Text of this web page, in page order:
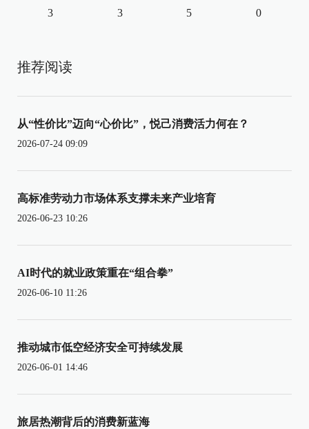
3 3 5 0
推荐阅读
从“性价比”迈向“心价比”，悦己消费活力何在？
2026-07-24 09:09
高标准劳动力市场体系支撑未来产业培育
2026-06-23 10:26
AI时代的就业政策重在“组合拳”
2026-06-10 11:26
推动城市低空经济安全可持续发展
2026-06-01 14:46
旅居热潮背后的消费新蓝海